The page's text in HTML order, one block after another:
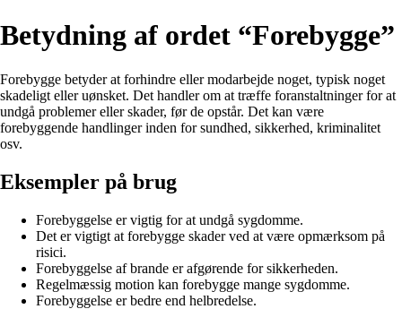
Betydning af ordet “Forebygge”
Forebygge betyder at forhindre eller modarbejde noget, typisk noget
skadeligt eller uønsket. Det handler om at træffe foranstaltninger for at
undgå problemer eller skader, før de opstår. Det kan være
forebyggende handlinger inden for sundhed, sikkerhed, kriminalitet
osv.
Eksempler på brug
Forebyggelse er vigtig for at undgå sygdomme.
Det er vigtigt at forebygge skader ved at være opmærksom på
risici.
Forebyggelse af brande er afgørende for sikkerheden.
Regelmæssig motion kan forebygge mange sygdomme.
Forebyggelse er bedre end helbredelse.